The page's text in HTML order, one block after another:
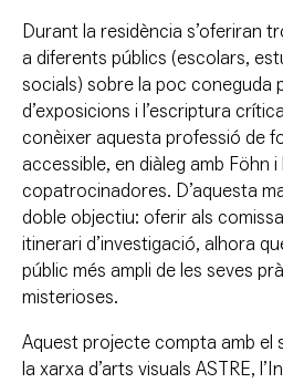
Durant la residència s’oferiran
a diferents públics (escolars,
socials) sobre la poc coneguda
d’exposicions i l’escriptura
conèixer aquesta professió de
accessible, en diàleg amb Föhn
copatrocinadores. D’aquesta
doble objectiu: oferir als
itinerari d’investigació, alhora
públic més ampli de les seves
misterioses.
Aquest projecte compta amb
la xarxa d’arts visuals ASTRE,